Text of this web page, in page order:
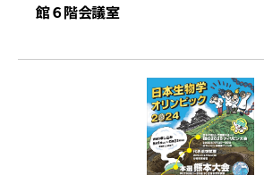
館６階会議室